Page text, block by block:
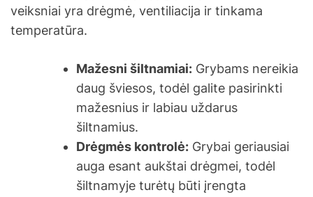
veiksniai yra drėgmė, ventiliacija ir tinkama
temperatūra.
Mažesni šiltnamiai: Grybams nereikia
daug šviesos, todėl galite pasirinkti
mažesnius ir labiau uždarus
šiltnamius.
Drėgmės kontrolė: Grybai geriausiai
auga esant aukštai drėgmei, todėl
šiltnamyje turėtų būti įrengta